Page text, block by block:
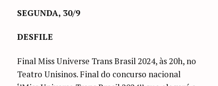
SEGUNDA, 30/9
DESFILE
Final Miss Universe Trans Brasil 2024, às 20h, no
Teatro Unisinos. Final do concurso nacional